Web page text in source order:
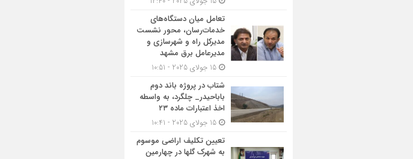
تعامل میان دستگاه‌های
خدمات‌رسان، محور نشست
مدیرکل راه و شهرسازی و
مدیرعامل برق مشهد
شتاب در پروژه باند دوم
باباحیدر_ چلگرد، به واسطه
اخذ اعتبارات ماده ۲۳
تعیین تکلیف اراضی موسوم
به شهرک گلها در چهارمین